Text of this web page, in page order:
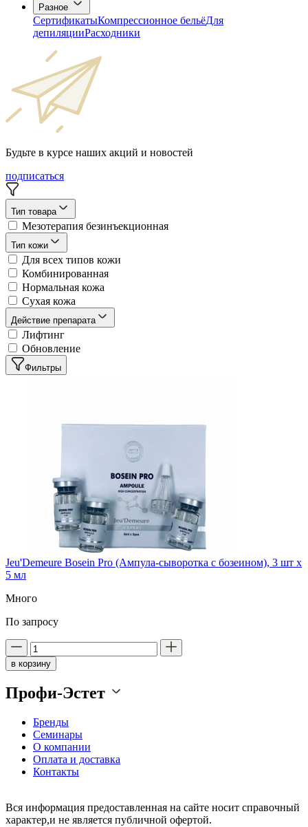
Разное
СертификатыКомпрессионное бельёДля
депиляцииРасходники
Будьте в курсе наших акций и новостей
подписаться
Тип товара
Мезотерапия безинъекционная
Тип кожи
Для всех типов кожи
Комбинированная
Нормальная кожа
Сухая кожа
Действие препарата
Лифтинг
Обновление
Фильтры
Jeu'Demeure Bosein Pro (Ампула-сыворотка с бозеином), 3 шт x
5 мл
Много
По запросу
в корзину
Профи-Эстет
Бренды
Семинары
О компании
Оплата и доставка
Контакты
Вся информация предоставленная на сайте носит справочный
характер,и не является публичной офертой.